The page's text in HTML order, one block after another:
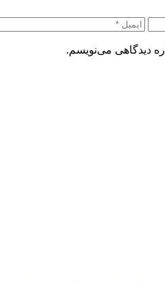
دیدگاهی می‌نویسم.